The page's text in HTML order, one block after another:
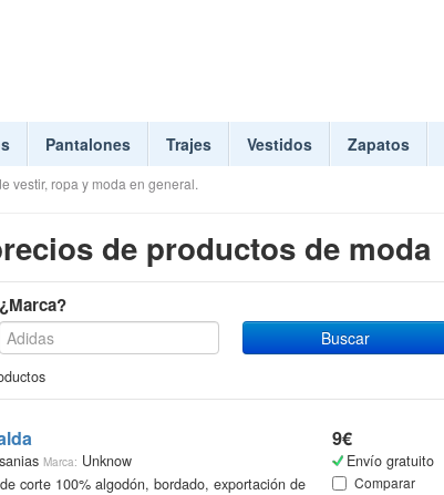
Pantalones Trajes Vestidos Zapatos
vestir, ropa y moda en general.
de productos de moda
¿Marca?
Marca: Unknow
corte 100% algodón, bordado, exportación de
9€
Envío gratuito
Comparar